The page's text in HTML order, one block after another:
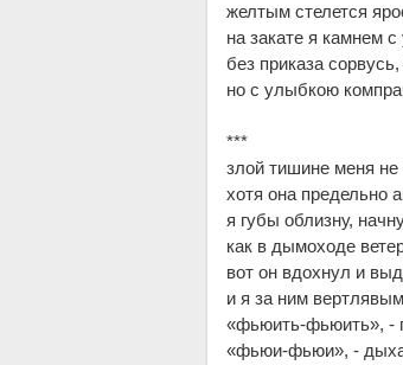
желтым стелется
на закате я камнем с
без приказа
но с улыбкою
***
злой тишине меня не
хотя она предельно
я губы облизну,
как в дымоходе
вот он вдохнул и
и я за ним
«фьюить-фьюить», -
«фьюи-фьюи», -